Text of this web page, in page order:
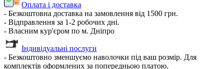
Оплата і доставка
- Безкоштовна доставка на замовлення від 1500 грн.
- Відправлення за 1-2 робочих дні.
- Власним кур'єром по м. Дніпро
Індивідуальні послуги
- Безкоштовно зменшуємо наволочки під ваш розмір. Для
комплектів оформлених за попередньою платою.